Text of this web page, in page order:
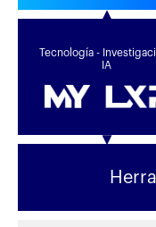
Tecnología -
IA